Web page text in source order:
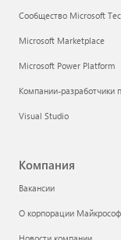
Сообщество Microsoft
Microsoft Marketplace
Microsoft Power Platform
Компании-разработчики
Visual Studio
Компания
Вакансии
О корпорации